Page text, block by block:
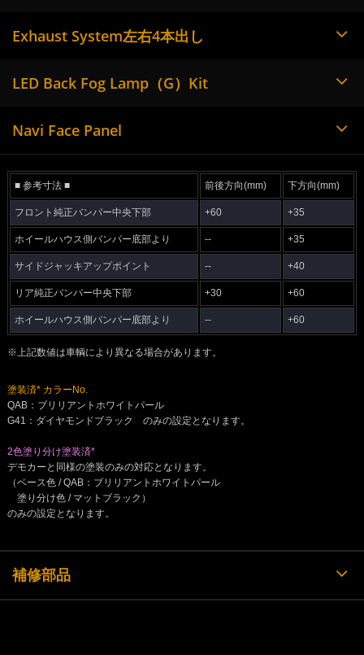
Exhaust System左右4本出し
LED Back Fog Lamp（G）Kit
Navi Face Panel
■ 参考寸法 ■ 前後方向(mm) 下方向(mm)
フロント純正バンパー中央下部 +60 +35
ホイールハウス側バンパー底部より -- +35
サイドジャッキアップポイント -- +40
リア純正バンパー中央下部 +30 +60
ホイールハウス側バンパー底部より -- +60
※上記数値は車輌により異なる場合があります。
塗装済* カラーNo.
QAB：ブリリアントホワイトパール
G41：ダイヤモンドブラック のみの設定となります。
2色塗り分け塗装済*
デモカーと同様の塗装のみの対応となります。
（ベース色 / QAB：ブリリアントホワイトパール
塗り分け色 / マットブラック）
のみの設定となります。
補修部品